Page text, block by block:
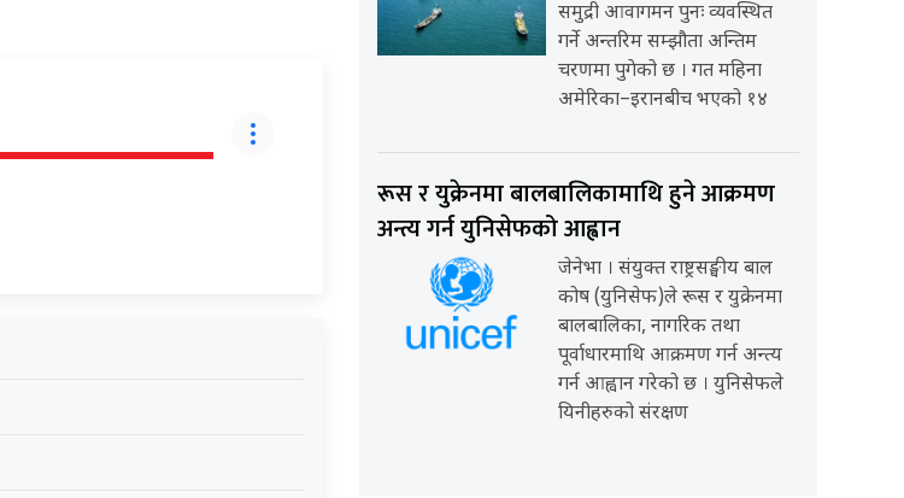
समुद्री आवागमन पुनः व्यवस्थित
गर्ने अन्तरिम सम्झौता अन्तिम
चरणमा पुगेको छ । गत महिना
अमेरिका–इरानबीच भएको १४
रूस र युक्रेनमा बालबालिकामाथि हुने आक्रमण
अन्त्य गर्न युनिसेफको आह्वान
जेनेभा । संयुक्त राष्ट्रसङ्घीय बाल
कोष (युनिसेफ)ले रूस र युक्रेनमा
बालबालिका, नागरिक तथा
पूर्वाधारमाथि आक्रमण गर्न अन्त्य
गर्न आह्वान गरेको छ । युनिसेफले
यिनीहरुको संरक्षण